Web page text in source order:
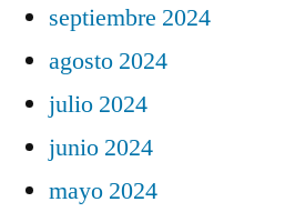
septiembre 2024
agosto 2024
julio 2024
junio 2024
mayo 2024